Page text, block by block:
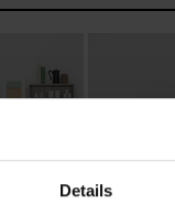
Details